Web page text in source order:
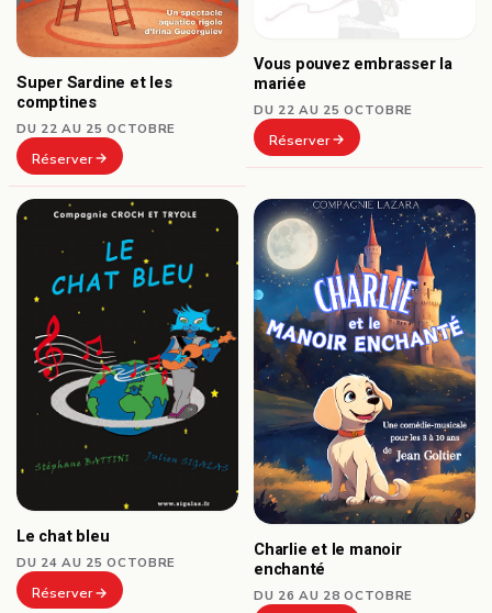
Super Sardine et les
comptines
DU 22 AU 25 OCTOBRE
Réserver
Vous pouvez embrasser la
mariée
DU 22 AU 25 OCTOBRE
Réserver
Le chat bleu
DU 24 AU 25 OCTOBRE
Réserver
Charlie et le manoir
enchanté
DU 26 AU 28 OCTOBRE